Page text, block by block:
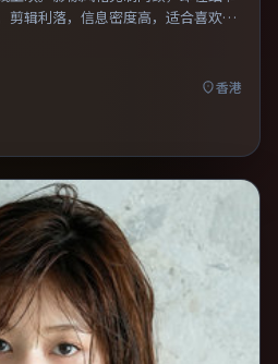
剪辑利落，信息密度高，适合喜欢烧
爽感，也保留作者表达，口碑潜力不
香港